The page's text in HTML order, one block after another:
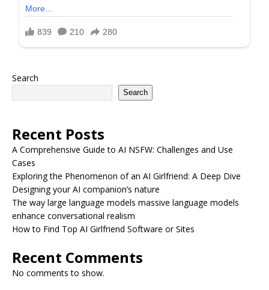
Search
Search
Recent Posts
A Comprehensive Guide to AI NSFW: Challenges and Use
Cases
Exploring the Phenomenon of an AI Girlfriend: A Deep Dive
Designing your AI companion’s nature
The way large language models massive language models
enhance conversational realism
How to Find Top AI Girlfriend Software or Sites
Recent Comments
No comments to show.